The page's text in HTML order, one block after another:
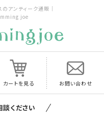
アンティーク通販｜
joe
カートを見る お問い合わせ
で負担いたします